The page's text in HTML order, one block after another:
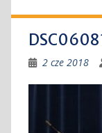
2 cze 2018